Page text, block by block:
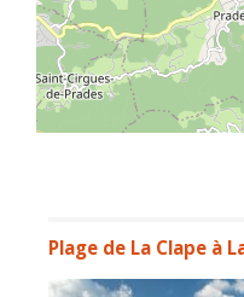
Plage de La Clape à